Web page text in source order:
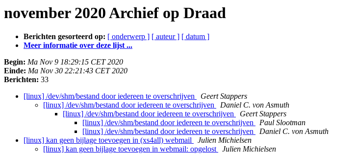
november 2020 Archief op Draad
Berichten gesorteerd op: [ onderwerp ] [ auteur ] [ datum ]
Meer informatie over deze lijst ...
Begin: Ma Nov 9 18:29:15 CET 2020
Einde: Ma Nov 30 22:21:43 CET 2020
Berichten: 33
[linux] /dev/shm/bestand door iedereen te overschrijven
Geert Stappers
[linux] /dev/shm/bestand door iedereen te overschrijven
Daniel C. von Asmuth
[linux] /dev/shm/bestand door iedereen te overschrijven
Geert Stappers
[linux] /dev/shm/bestand door iedereen te overschrijven
Paul Slootman
[linux] /dev/shm/bestand door iedereen te overschrijven
Daniel C. von Asmuth
[linux] kan geen bijlage toevoegen in (xs4all) webmail
Julien Michielsen
[linux] kan geen bijlage toevoegen in webmail: opgelost
Julien Michielsen